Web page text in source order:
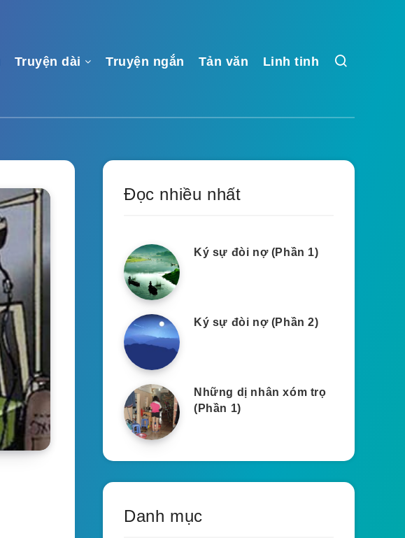
Truyện dài Truyện ngắn Tản văn Linh tinh
Đọc nhiều nhất
Ký sự đòi nợ (Phần 1)
Ký sự đòi nợ (Phần 2)
Những dị nhân xóm trọ
(Phần 1)
Danh mục